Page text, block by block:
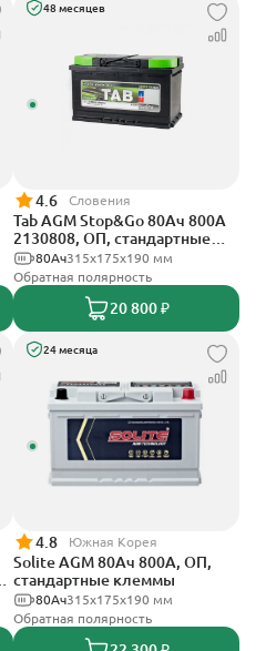
48 месяцев
4.6 Словения
Tab AGM Stop&Go 80Ач 800А
2130808, ОП, стандартные
клеммы315x175x190 мм
80Ач
Обратная полярность
20 800 ₽
24 месяца
4.8 Южная Корея
Solite AGM 80Ач 800А, ОП,
стандартные клеммы
315x175x190 мм
80Ач
Обратная полярность